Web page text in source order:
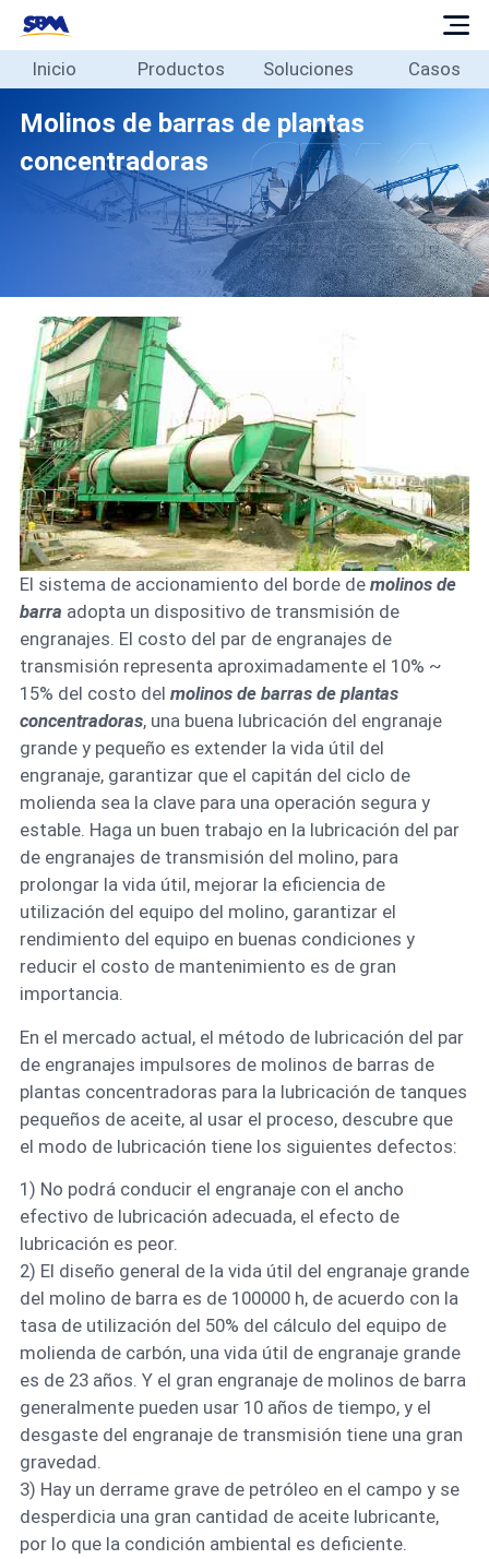
Inicio
Productos
Contacto
Español
Inicio Productos Soluciones Casos
Molinos de barras de plantas
concentradoras
El sistema de accionamiento del borde de molinos de
barra adopta un dispositivo de transmisión de
engranajes. El costo del par de engranajes de
transmisión representa aproximadamente el 10% ~
15% del costo del molinos de barras de plantas
concentradoras, una buena lubricación del engranaje
grande y pequeño es extender la vida útil del
engranaje, garantizar que el capitán del ciclo de
molienda sea la clave para una operación segura y
estable. Haga un buen trabajo en la lubricación del par
de engranajes de transmisión del molino, para
prolongar la vida útil, mejorar la eficiencia de
utilización del equipo del molino, garantizar el
rendimiento del equipo en buenas condiciones y
reducir el costo de mantenimiento es de gran
importancia.
En el mercado actual, el método de lubricación del par
de engranajes impulsores de molinos de barras de
plantas concentradoras para la lubricación de tanques
pequeños de aceite, al usar el proceso, descubre que
el modo de lubricación tiene los siguientes defectos:
1) No podrá conducir el engranaje con el ancho
efectivo de lubricación adecuada, el efecto de
lubricación es peor.
2) El diseño general de la vida útil del engranaje grande
del molino de barra es de 100000 h, de acuerdo con la
tasa de utilización del 50% del cálculo del equipo de
molienda de carbón, una vida útil de engranaje grande
es de 23 años. Y el gran engranaje de molinos de barra
generalmente pueden usar 10 años de tiempo, y el
desgaste del engranaje de transmisión tiene una gran
gravedad.
3) Hay un derrame grave de petróleo en el campo y se
desperdicia una gran cantidad de aceite lubricante,
por lo que la condición ambiental es deficiente.